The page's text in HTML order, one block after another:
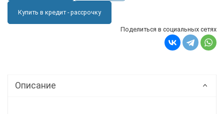
Купить в кредит - рассрочку
Поделиться в социальных сетях
Описание